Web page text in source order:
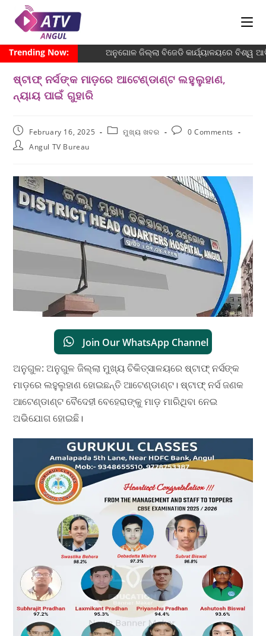
Trending Now: ଅନୁଗୋଳ ଜିଲ୍ଲା ବିଜେଡି କାର୍ଯ୍ୟାଳୟରେ ବିଶ୍ୱ
ଷ୍ଟାଫ୍ ନର୍ସଙ୍କ ମାଡ଼ରେ ଆଟେଣ୍ଡାଣ୍ଟ ଲହୁଲୁହାଣ,
ନ୍ୟାୟ ପାଇଁ ଗୁହାରି
February 16, 2025 ମୁଖ୍ୟ ଖବର
0 Comments
Angul TV Bureau
Join Our WhatsApp Channel
ଅନୁଗୁଳ: ଅନୁଗୁଳ ଜିଲ୍ଲା ମୁଖ୍ୟ ଚିକିତ୍ସାଳୟରେ ଷ୍ଟାଫ୍ ନର୍ସଙ୍କ
ମାଡ଼ରେ ଲହୁଲୁହାଣ ହୋଇଛନ୍ତି ଆଟେଣ୍ଡାଣ୍ଟ। ଷ୍ଟାଫ୍ ନର୍ସ ଜଣକ
ଆଟେଣ୍ଡାଣ୍ଟ ବୈଦେହୀ ବେହେରାଙ୍କୁ ମାଡ଼ ମାରିଥିବା ନେଇ
ଅଭିଯୋଗ ହୋଇଛି।